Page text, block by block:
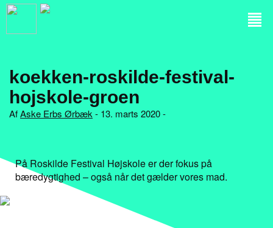
koekken-roskilde-festival-
hojskole-groen
AfAske Erbs Ørbæk - 13. marts 2020 -
På Roskilde Festival Højskole er der fokus på
bæredygtighed – også når det gælder vores mad.